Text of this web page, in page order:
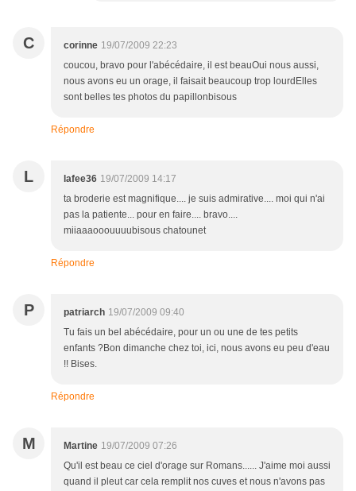
C corinne 19/07/2009 22:23
coucou, bravo pour l'abécédaire, il est beauOui nous aussi,
nous avons eu un orage, il faisait beaucoup trop lourdElles
sont belles tes photos du papillonbisous
Répondre
L lafee36 19/07/2009 14:17
ta broderie est magnifique.... je suis admirative.... moi qui n'ai
pas la patiente... pour en faire.... bravo....
miiaaaooouuuubisous chatounet
Répondre
P patriarch 19/07/2009 09:40
Tu fais un bel abécédaire, pour un ou une de tes petits
enfants ?Bon dimanche chez toi, ici, nous avons eu peu d'eau
!! Bises.
Répondre
M Martine 19/07/2009 07:26
Qu'il est beau ce ciel d'orage sur Romans...... J'aime moi aussi
quand il pleut car cela remplit nos cuves et nous n'avons pas